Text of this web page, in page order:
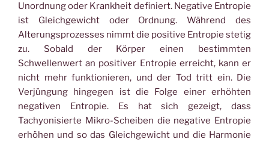
Unordnung oder Krankheit definiert. Negative Entropie
ist Gleichgewicht oder Ordnung. Während des
Alterungsprozesses nimmt die positive Entropie stetig
zu. Sobald der Körper einen bestimmten
Schwellenwert an positiver Entropie erreicht, kann er
nicht mehr funktionieren, und der Tod tritt ein. Die
Verjüngung hingegen ist die Folge einer erhöhten
negativen Entropie. Es hat sich gezeigt, dass
Tachyonisierte Mikro-Scheiben die negative Entropie
erhöhen und so das Gleichgewicht und die Harmonie